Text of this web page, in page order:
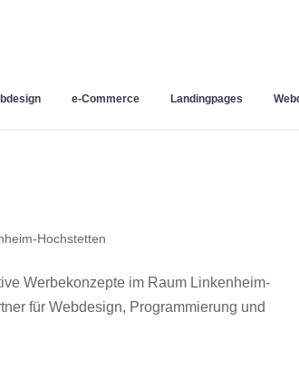
e-Commerce Landingpages
Hochstetten
Werbekonzepte im Raum Linkenheim-
für Webdesign, Programmierung und